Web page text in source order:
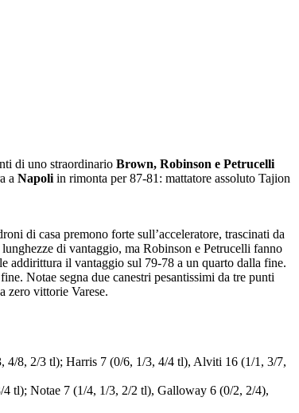
di uno straordinario Brown, Robinson e Petrucelli
a Napoli in rimonta per 87-81: mattatore assoluto Tajion
di casa premono forte sull’acceleratore, trascinati da
di vantaggio, ma Robinson e Petrucelli fanno
addirittura il vantaggio sul 79-78 a un quarto dalla fine.
Notae segna due canestri pesantissimi da tre punti
zero vittorie Varese.
8, 2/3 tl); Harris 7 (0/6, 1/3, 4/4 tl), Alviti 16 (1/1, 3/7,
tl); Notae 7 (1/4, 1/3, 2/2 tl), Galloway 6 (0/2, 2/4),